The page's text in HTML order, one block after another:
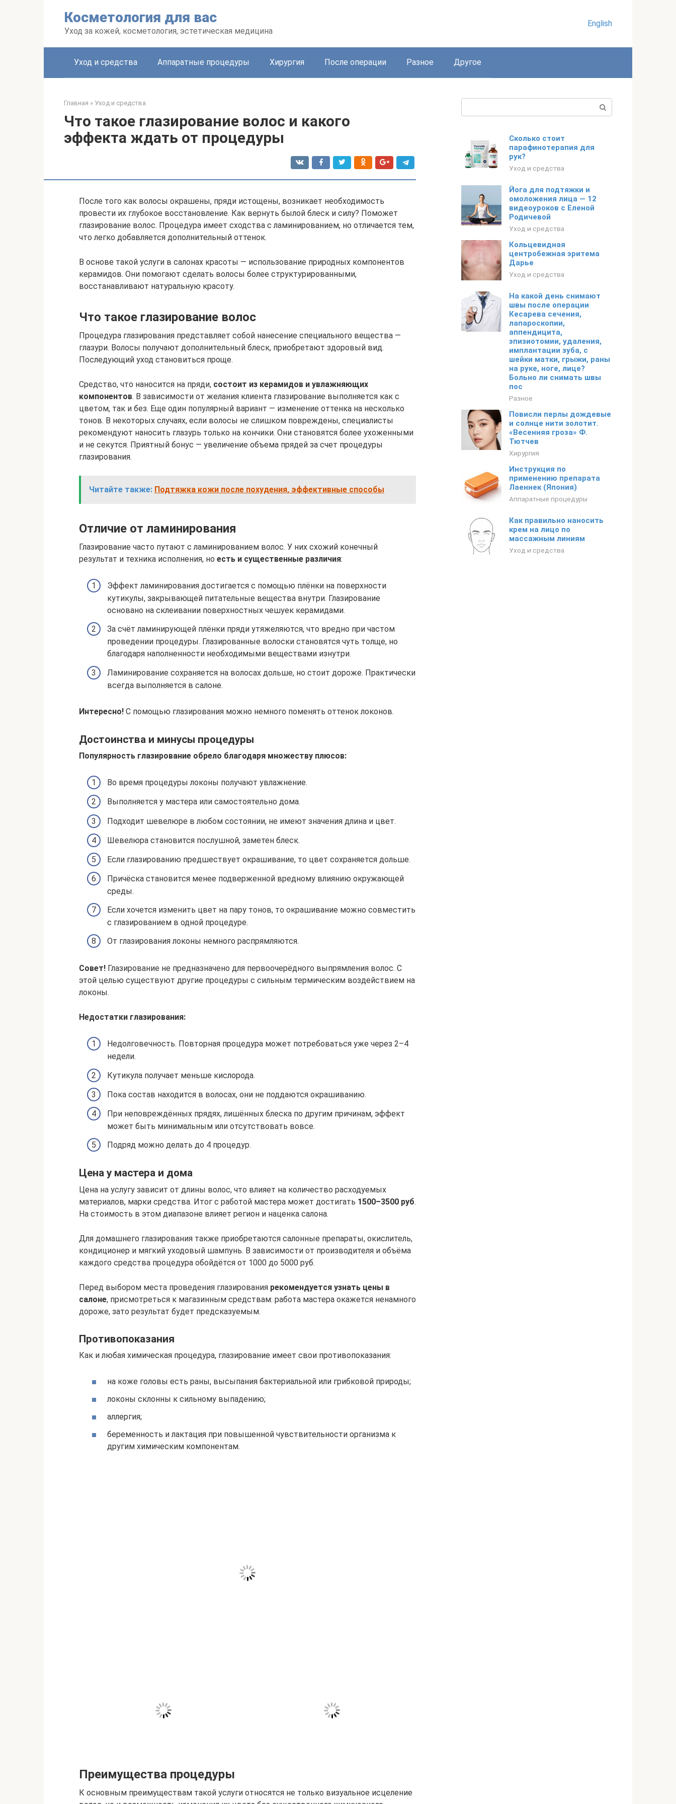
Косметология для вас
Уход за кожей, косметология, эстетическая медицина
English
Уход и средства Аппаратные процедуры Хирургия После операции Разное Другое
Главная » Уход и средства
Что такое глазирование волос и какого
эффекта ждать от процедуры
После того как волосы окрашены, пряди истощены, возникает необходимость
провести их глубокое восстановление. Как вернуть былой блеск и силу? Поможет
глазирование волос. Процедура имеет сходства с ламинированием, но отличается тем,
что легко добавляется дополнительный оттенок.
В основе такой услуги в салонах красоты — использование природных компонентов
керамидов. Они помогают сделать волосы более структурированными,
восстанавливают натуральную красоту.
Что такое глазирование волос
Процедура глазирования представляет собой нанесение специального вещества —
глазури. Волосы получают дополнительный блеск, приобретают здоровый вид.
Последующий уход становиться проще.
Средство, что наносится на пряди, состоит из керамидов и увлажняющих
компонентов. В зависимости от желания клиента глазирование выполняется как с
цветом, так и без. Еще один популярный вариант — изменение оттенка на несколько
тонов. В некоторых случаях, если волосы не слишком повреждены, специалисты
рекомендуют наносить глазурь только на кончики. Они становятся более ухоженными
и не секутся. Приятный бонус — увеличение объема прядей за счет процедуры
глазирования.
Читайте также: Подтяжка кожи после похудения, эффективные способы
Отличие от ламинирования
Глазирование часто путают с ламинированием волос. У них схожий конечный
результат и техника исполнения, но есть и существенные различия:
Эффект ламинирования достигается с помощью плёнки на поверхности
кутикулы, закрывающей питательные вещества внутри. Глазирование
основано на склеивании поверхностных чешуек керамидами.
За счёт ламинирующей плёнки пряди утяжеляются, что вредно при частом
проведении процедуры. Глазированные волоски становятся чуть толще, но
благодаря наполненности необходимыми веществами изнутри.
Ламинирование сохраняется на волосах дольше, но стоит дороже. Практически
всегда выполняется в салоне.
Интересно! С помощью глазирования можно немного поменять оттенок локонов.
Достоинства и минусы процедуры
Популярность глазирование обрело благодаря множеству плюсов:
Во время процедуры локоны получают увлажнение.
Выполняется у мастера или самостоятельно дома.
Подходит шевелюре в любом состоянии, не имеют значения длина и цвет.
Шевелюра становится послушной, заметен блеск.
Если глазированию предшествует окрашивание, то цвет сохраняется дольше.
Причёска становится менее подверженной вредному влиянию окружающей
среды.
Если хочется изменить цвет на пару тонов, то окрашивание можно совместить
с глазированием в одной процедуре.
От глазирования локоны немного распрямляются.
Совет! Глазирование не предназначено для первоочерёдного выпрямления волос. С
этой целью существуют другие процедуры с сильным термическим воздействием на
локоны.
Недостатки глазирования:
Недолговечность. Повторная процедура может потребоваться уже через 2–4
недели.
Кутикула получает меньше кислорода.
Пока состав находится в волосах, они не поддаются окрашиванию.
При неповреждённых прядях, лишённых блеска по другим причинам, эффект
может быть минимальным или отсутствовать вовсе.
Подряд можно делать до 4 процедур.
Цена у мастера и дома
Цена на услугу зависит от длины волос, что влияет на количество расходуемых
материалов, марки средства. Итог с работой мастера может достигать 1500–3500 руб.
На стоимость в этом диапазоне влияет регион и наценка салона.
Для домашнего глазирования также приобретаются салонные препараты, окислитель,
кондиционер и мягкий уходовый шампунь. В зависимости от производителя и объёма
каждого средства процедура обойдётся от 1000 до 5000 руб.
Перед выбором места проведения глазирования рекомендуется узнать цены в
салоне, присмотреться к магазинным средствам: работа мастера окажется ненамного
дороже, зато результат будет предсказуемым.
Противопоказания
Как и любая химическая процедура, глазирование имеет свои противопоказания:
на коже головы есть раны, высыпания бактериальной или грибковой природы;
локоны склонны к сильному выпадению;
аллергия;
беременность и лактация при повышенной чувствительности организма к
другим химическим компонентам.
Преимущества процедуры
К основным преимуществам такой услуги относятся не только визуальное исцеление
Сколько стоит
парафинотерапия для
рук?
Уход и средства
Йога для подтяжки и
омоложения лица — 12
видеоуроков с Еленой
Родичевой
Уход и средства
Кольцевидная
центробежная эритема
Дарье
Уход и средства
На какой день снимают
швы после операции
Кесарева сечения,
лапароскопии,
аппендицита,
эпизиотомии, удаления,
имплантации зуба, с
шейки матки, грыжи, раны
на руке, ноге, лице?
Больно ли снимать швы
пос
Разное
Повисли перлы дождевые
и солнце нити золотит.
«Весенняя гроза» Ф.
Тютчев
Хирургия
Инструкция по
применению препарата
Лаеннек (Япония)
Аппаратные процедуры
Как правильно наносить
крем на лицо по
массажным линиям
Уход и средства